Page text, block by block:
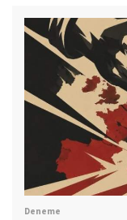
Deneme